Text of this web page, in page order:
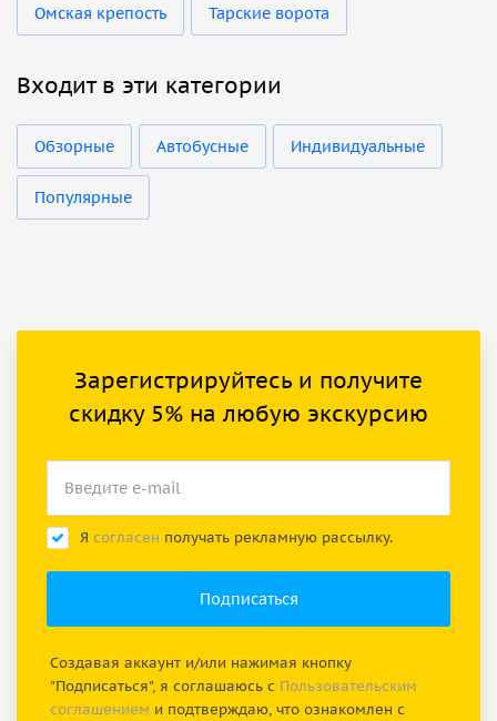
Омская крепость Тарские ворота
Входит в эти категории
Обзорные Автобусные Индивидуальные
Популярные
Зарегистрируйтесь и получите
скидку 5% на любую экскурсию
Я согласен получать рекламную рассылку.
Создавая аккаунт и/или нажимая кнопку
"Подписаться", я соглашаюсь с Пользовательским
соглашением и подтверждаю, что ознакомлен с